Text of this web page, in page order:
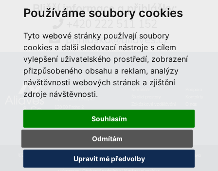
Používáme soubory cookies
Tyto webové stránky používají soubory
cookies a další sledovací nástroje s cílem
vylepšení uživatelského prostředí, zobrazení
přizpůsobeného obsahu a reklam, analýzy
návštěvnosti webových stránek a zjištění
zdroje návštěvnosti.
Souhlasím
Odmítám
Upravit mé předvolby
Bližší informace a přihlášky:
+420 222 511 152
prihlaska@aliaves.cz
Aliaves & Co.,
Vyšehradská 320/49
©2019 Aliaves & Co., a.s. Specialista na kurzy, školení a zakázkové vzdělávání. Všechna práva